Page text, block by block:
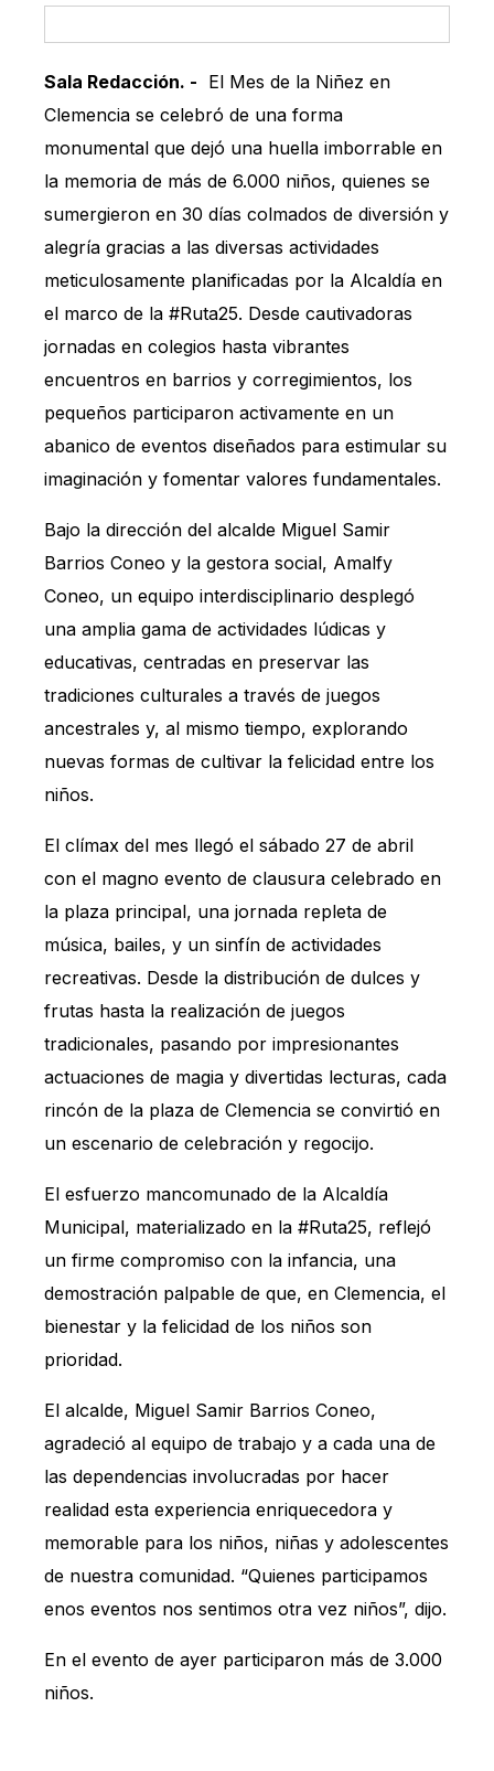
Sala Redacción. - El Mes de la Niñez en
Clemencia se celebró de una forma
monumental que dejó una huella imborrable en
la memoria de más de 6.000 niños, quienes se
sumergieron en 30 días colmados de diversión y
alegría gracias a las diversas actividades
meticulosamente planificadas por la Alcaldía en
el marco de la #Ruta25. Desde cautivadoras
jornadas en colegios hasta vibrantes
encuentros en barrios y corregimientos, los
pequeños participaron activamente en un
abanico de eventos diseñados para estimular su
imaginación y fomentar valores fundamentales.
Bajo la dirección del alcalde Miguel Samir
Barrios Coneo y la gestora social, Amalfy
Coneo, un equipo interdisciplinario desplegó
una amplia gama de actividades lúdicas y
educativas, centradas en preservar las
tradiciones culturales a través de juegos
ancestrales y, al mismo tiempo, explorando
nuevas formas de cultivar la felicidad entre los
niños.
El clímax del mes llegó el sábado 27 de abril
con el magno evento de clausura celebrado en
la plaza principal, una jornada repleta de
música, bailes, y un sinfín de actividades
recreativas. Desde la distribución de dulces y
frutas hasta la realización de juegos
tradicionales, pasando por impresionantes
actuaciones de magia y divertidas lecturas, cada
rincón de la plaza de Clemencia se convirtió en
un escenario de celebración y regocijo.
El esfuerzo mancomunado de la Alcaldía
Municipal, materializado en la #Ruta25, reflejó
un firme compromiso con la infancia, una
demostración palpable de que, en Clemencia, el
bienestar y la felicidad de los niños son
prioridad.
El alcalde, Miguel Samir Barrios Coneo,
agradeció al equipo de trabajo y a cada una de
las dependencias involucradas por hacer
realidad esta experiencia enriquecedora y
memorable para los niños, niñas y adolescentes
de nuestra comunidad. “Quienes participamos
enos eventos nos sentimos otra vez niños”, dijo.
En el evento de ayer participaron más de 3.000
niños.